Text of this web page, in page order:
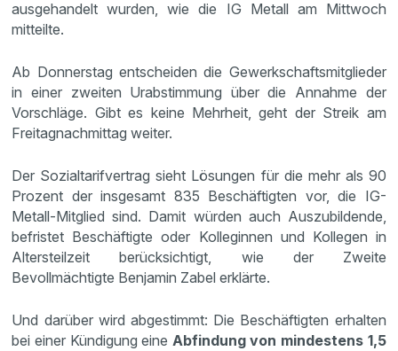
ausgehandelt wurden, wie die IG Metall am Mittwoch
mitteilte.
Ab Donnerstag entscheiden die Gewerkschaftsmitglieder
in einer zweiten Urabstimmung über die Annahme der
Vorschläge. Gibt es keine Mehrheit, geht der Streik am
Freitagnachmittag weiter.
Der Sozialtarifvertrag sieht Lösungen für die mehr als 90
Prozent der insgesamt 835 Beschäftigten vor, die IG-
Metall-Mitglied sind. Damit würden auch Auszubildende,
befristet Beschäftigte oder Kolleginnen und Kollegen in
Altersteilzeit berücksichtigt, wie der Zweite
Bevollmächtigte Benjamin Zabel erklärte.
Und darüber wird abgestimmt: Die Beschäftigten erhalten
bei einer Kündigung eine Abfindung von mindestens 1,5